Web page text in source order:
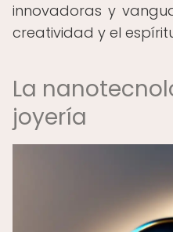
innovadoras y
creatividad y el
La
joyería